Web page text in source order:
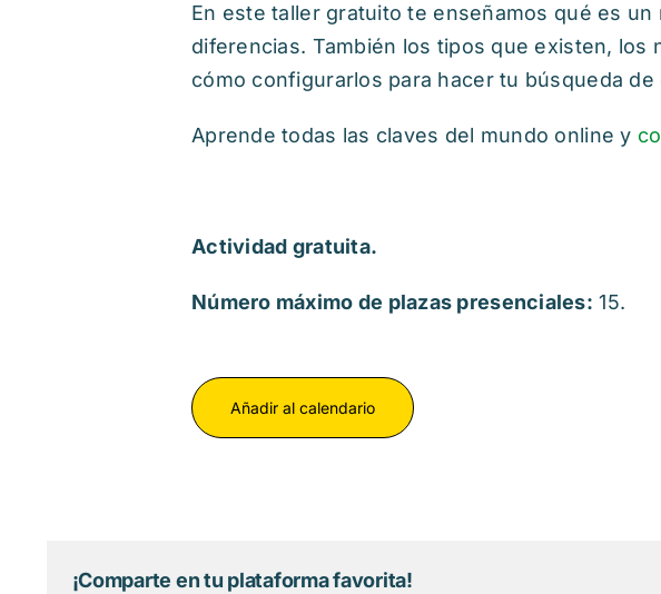
En este taller gratuito te enseñamos qué es
diferencias. También los tipos que existen,
cómo configurarlos para hacer tu búsqueda
Aprende todas las claves del mundo online y
Actividad gratuita.
Número máximo de plazas presenciales: 15.
Añadir al calendario
¡Comparte en tu plataforma favorita!